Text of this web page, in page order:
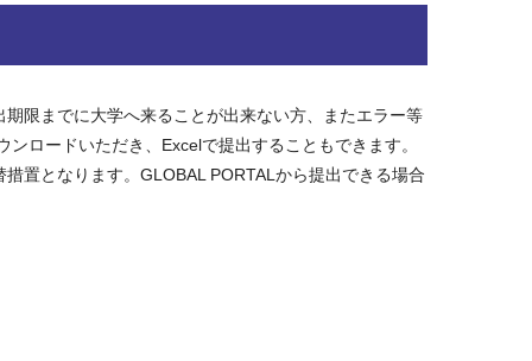
限までに大学へ来ることが出来ない方、またエラー等
ロードいただき、Excelで提出することもできます。
置となります。GLOBAL PORTALから提出できる場合